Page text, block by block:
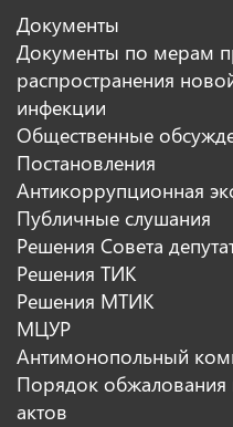
Документы
Документы по мерам
распространения
инфекции
Общественные
Постановления
Антикоррупционная
Публичные слушания
Решения Совета
Решения ТИК
Решения МТИК
МЦУР
Антимонопольный
Порядок
актов